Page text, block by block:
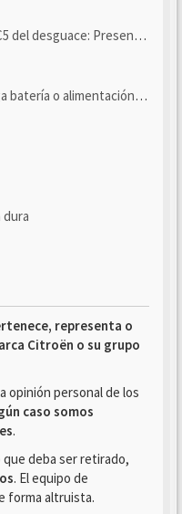
Presentación y seguimiento
o alimentación eléctri...
representa o
Citroën o su grupo
opinión personal de los
caso somos
.
deba ser retirado,
. El equipo de
forma altruista.